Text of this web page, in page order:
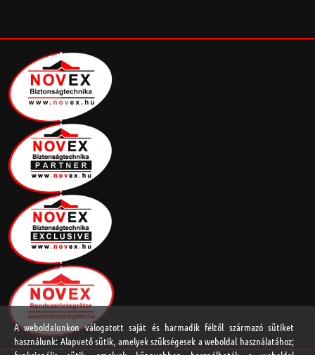
A weboldalunkon válogatott saját és harmadik féltől származó sütiket
használunk: Alapvető sütik, amelyek szükségesek a weboldal használatához;